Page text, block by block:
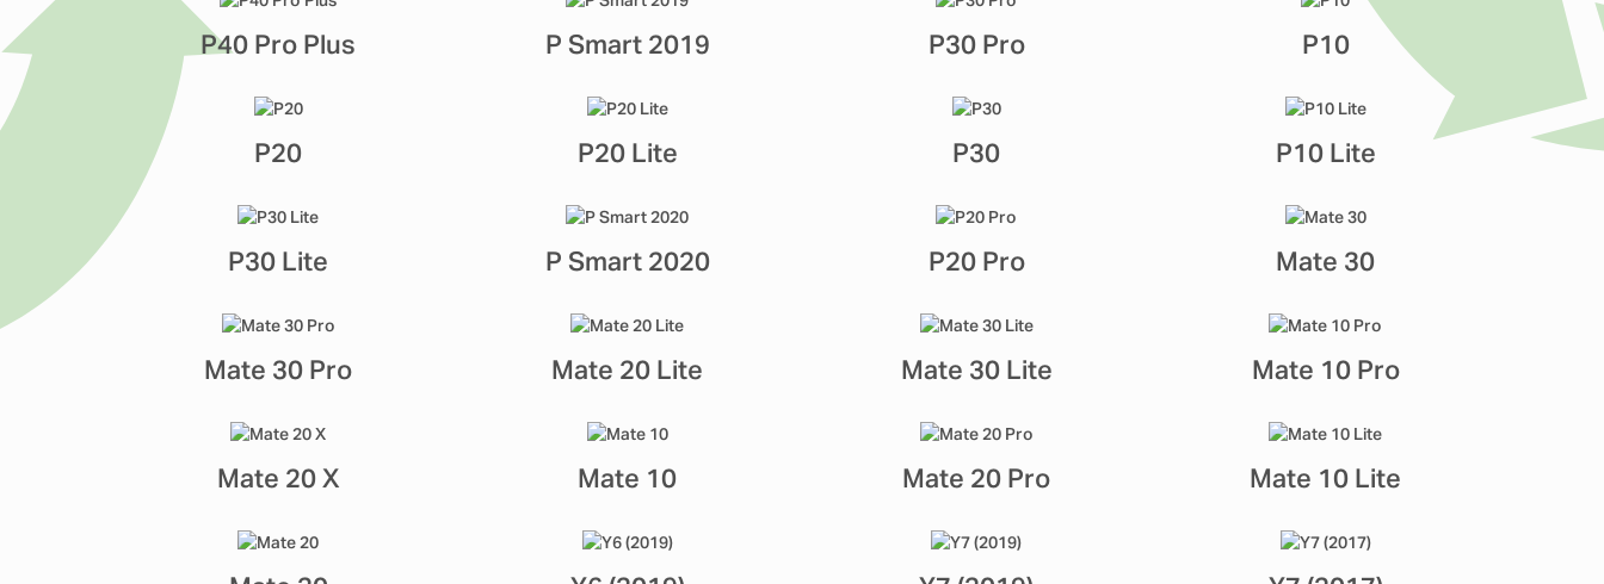
P40 Pro Plus P Smart 2019 P30 Pro P10
P20 P20 Lite P30 P10 Lite
P30 Lite P Smart 2020 P20 Pro Mate 30
Mate 30 Pro Mate 20 Lite Mate 30 Lite Mate 10 Pro
Mate 20 X Mate 10 Mate 20 Pro Mate 10 Lite